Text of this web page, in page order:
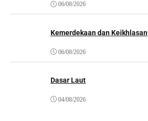
06/08/2026
Kemerdekaan dan Keikhlasan
06/08/2026
Dasar Laut
04/08/2026